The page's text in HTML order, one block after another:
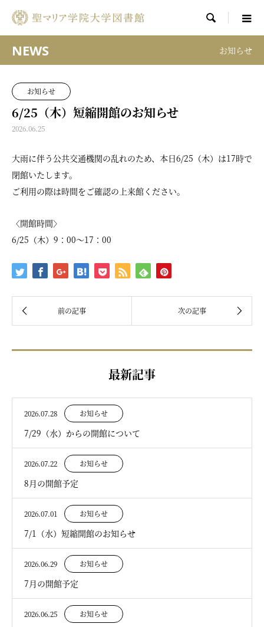

NEWS お知らせ
お知らせ
6/25（木）短縮開館のお知らせ
2026.06.25
大雨に伴う公共交通機関の乱れのため、本日6/25（木）は17時で
閉館いたします。
ご利用の際は時間をご確認の上来館ください。
〈開館時間〉
6/25（木）9：00～17：00
最新記事
2026.07.28 お知らせ
7/29（水）からの開館について
2026.07.22 お知らせ
8月の開館予定
2026.07.01 お知らせ
7/1（水）短縮開館のお知らせ
2026.06.29 お知らせ
7月の開館予定
2026.06.25 お知らせ